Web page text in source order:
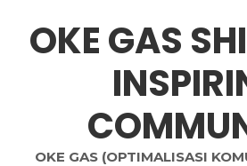
OKE GAS
OKE GAS (OPTIMALISASI